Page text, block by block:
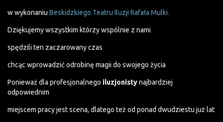
w wykonaniu Beskidzkiego Teatru Iluzji Rafała Mulki.
Dziękujemy wszystkim którzy wspólnie z nami
spędzili ten zaczarowany czas
chcąc wprowadzić odrobinę magii do swojego życia
Ponieważ dla profesjonalnego iluzjonistynajbardziej
odpowiednim
miejscem pracy jest scena, dlatego też od ponad dwudziestu już lat